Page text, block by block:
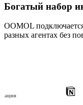
Богатый набор
OOMOL
разных агентах без
Notion